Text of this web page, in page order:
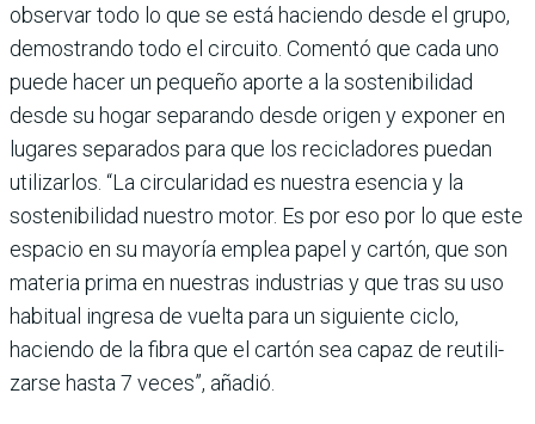
observar todo lo que se está haciendo desde el grupo,
demostrando todo el circuito. Comentó que cada uno
puede hacer un pequeño aporte a la sostenibilidad
desde su hogar separando desde ori­gen y exponer en
lugares sepa­rados para que los reciclado­res puedan
utilizarlos. “La circularidad es nuestra esen­cia y la
sostenibilidad nuestro motor. Es por eso por lo que este
espacio en su mayoría emplea papel y cartón, que son
materia prima en nuestras industrias y que tras su uso
habitual ingresa de vuelta para un siguiente ciclo,
haciendo de la fibra que el cartón sea capaz de reutili­
zarse hasta 7 veces”, añadió.